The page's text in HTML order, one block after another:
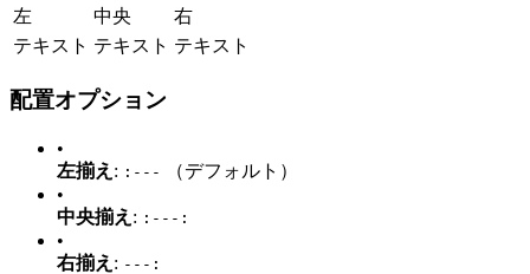
左
中央
右
テキスト テキスト テキスト
配置オプション
•
左揃え : :---
（デフォルト）
•
中央揃え : :---:
•
右揃え : ---: